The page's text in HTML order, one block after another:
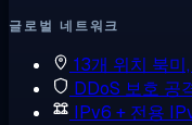
글로벌 네트워크
13개 위치 북미
DDoS 보호 공
IPv6 + 전용